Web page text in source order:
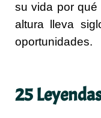
su vida por
altura lleva
oportunidades.
25